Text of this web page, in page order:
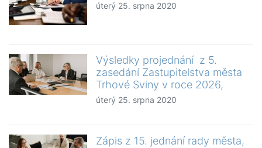
úterý 25. srpna 2020
Výsledky projednání z 5.
zasedání Zastupitelstva města
Trhové Sviny v roce 2026,
úterý 25. srpna 2020
Zápis z 15. jednání rady města,